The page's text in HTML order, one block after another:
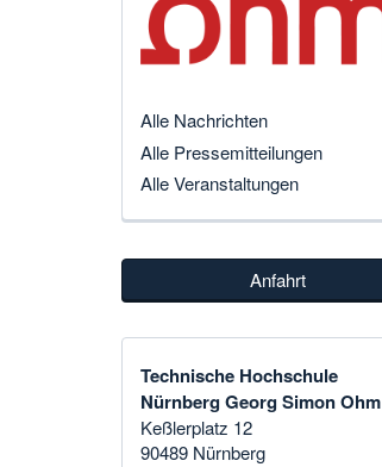
Alle Nachrichten
Alle Pressemitteilungen
Alle Veranstaltungen
Anfahrt
Technische Hochschule
Nürnberg Georg Simon Ohm
Keßlerplatz 12
90489 Nürnberg